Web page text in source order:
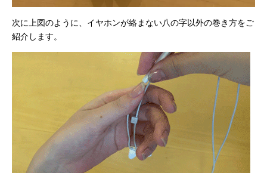
次に上図のように、イヤホンが絡まない八の字以外の巻き方をご
紹介します。